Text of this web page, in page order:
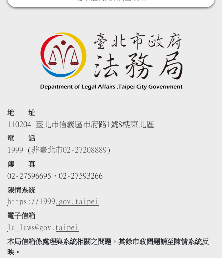
地 址
110204 臺北市信義區市府路1號8樓東北區
電 話
1999 (非臺北市02-27208889)
傳 真
02-27596695、02-27593266
陳情系統
https://1999.gov.taipei
電子信箱
la_laws@gov.taipei
本局信箱係處理與系統相關之問題，其餘市政問題請至陳情系統反
映。